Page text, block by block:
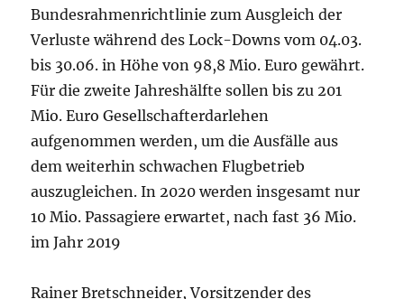
Bundesrahmenrichtlinie zum Ausgleich der
Verluste während des Lock-Downs vom 04.03.
bis 30.06. in Höhe von 98,8 Mio. Euro gewährt.
Für die zweite Jahreshälfte sollen bis zu 201
Mio. Euro Gesellschafterdarlehen
aufgenommen werden, um die Ausfälle aus
dem weiterhin schwachen Flugbetrieb
auszugleichen. In 2020 werden insgesamt nur
10 Mio. Passagiere erwartet, nach fast 36 Mio.
im Jahr 2019
Rainer Bretschneider, Vorsitzender des